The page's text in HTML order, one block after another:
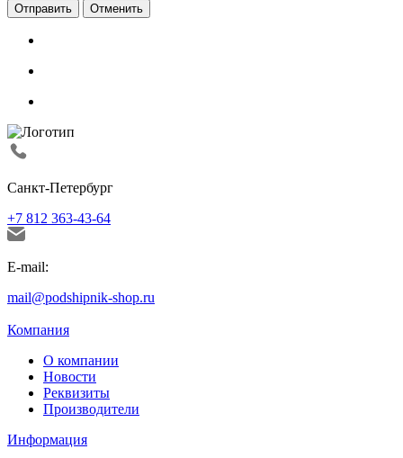
Отменить
Санкт-Петербург
+7 812 363-43-64
E-mail:
mail@podshipnik-shop.ru
Компания
О компании
Новости
Реквизиты
Производители
Информация